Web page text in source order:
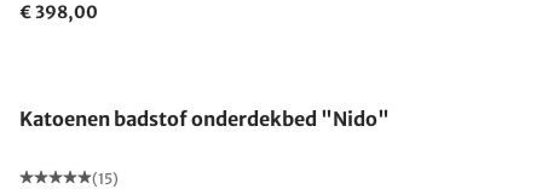
€ 398,00
Katoenen badstof onderdekbed "Nido"
(15)